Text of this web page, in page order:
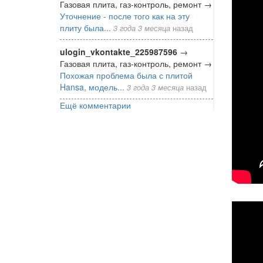
Газовая плита, газ-контроль, ремонт →
Уточнение - после того как на эту
плиту была... 3 года 3 месяца назад
ulogin_vkontakte_225987596 →
Газовая плита, газ-контроль, ремонт →
Похожая проблема была с плитой
Hansa, модель... 3 года 3 месяца назад
Ещё комментарии